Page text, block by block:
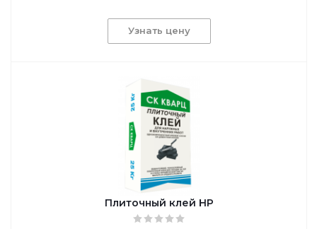
Узнать цену
Плиточный клей НР